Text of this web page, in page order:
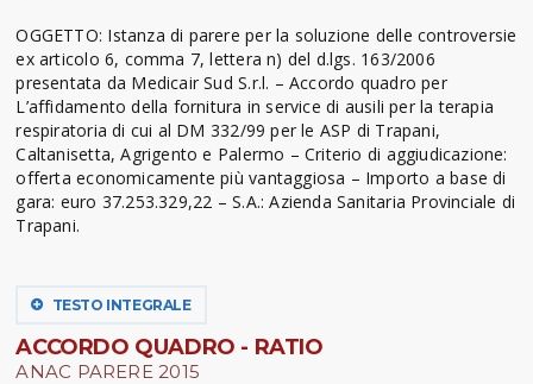
OGGETTO: Istanza di parere per la soluzione delle controversie
ex articolo 6, comma 7, lettera n) del d.lgs. 163/2006
presentata da Medicair Sud S.r.l. – Accordo quadro per
L’affidamento della fornitura in service di ausili per la terapia
respiratoria di cui al DM 332/99 per le ASP di Trapani,
Caltanisetta, Agrigento e Palermo – Criterio di aggiudicazione:
offerta economicamente più vantaggiosa – Importo a base di
gara: euro 37.253.329,22 – S.A.: Azienda Sanitaria Provinciale di
Trapani.
TESTO INTEGRALE
ACCORDO QUADRO - RATIO
ANAC PARERE 2015